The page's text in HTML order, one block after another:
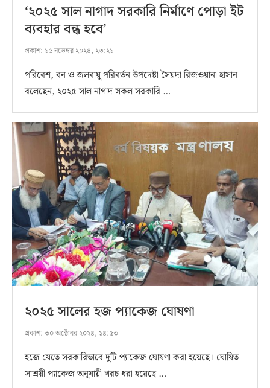
‘২০২৫ সাল নাগাদ সরকারি নির্মাণে পোড়া ইট
ব্যবহার বন্ধ হবে’
প্রকাশ: ১৫ নভেম্বর ২০২৪, ২৩:২১
পরিবেশ, বন ও জলবায়ু পরিবর্তন উপদেষ্টা সৈয়দা রিজওয়ানা হাসান
বলেছেন, ২০২৫ সাল নাগাদ সকল সরকারি …
২০২৫ সালের হজ প্যাকেজ ঘোষণা
প্রকাশ: ৩০ অক্টোবর ২০২৪, ১৪:৫৩
হজে যেতে সরকারিভাবে দুটি প্যাকেজ ঘোষণা করা হয়েছে। ঘোষিত
সাশ্রয়ী প্যাকেজ অনুযায়ী খরচ ধরা হয়েছে …